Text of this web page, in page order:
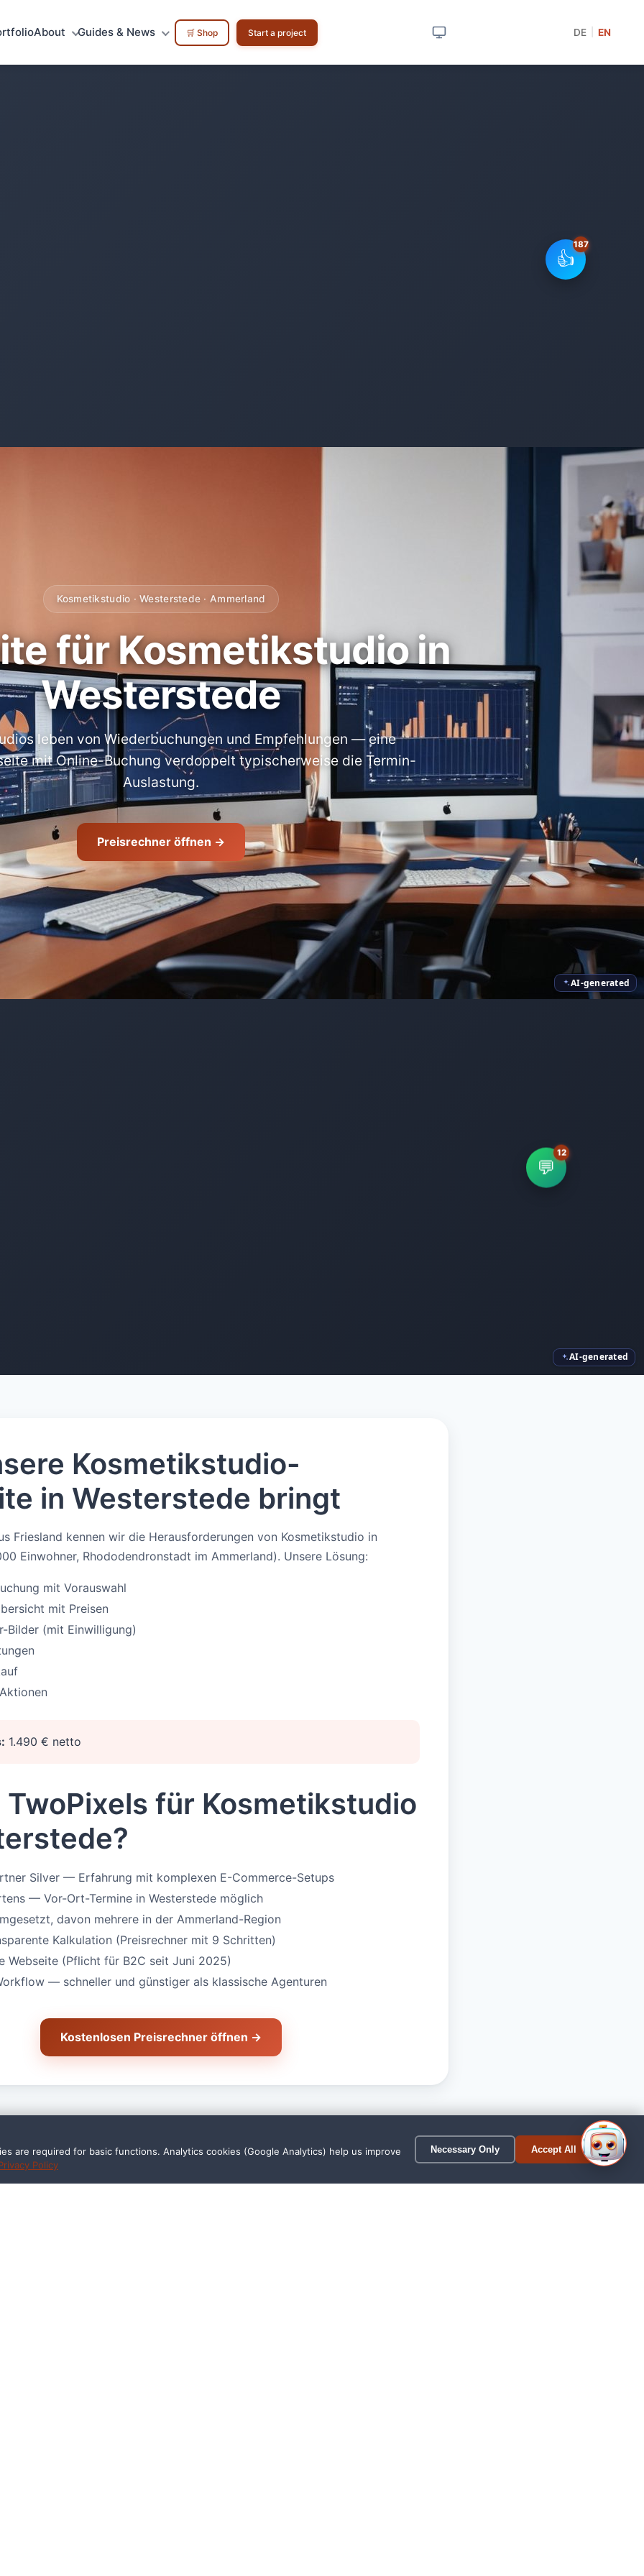
About Guides & News 🛒 Shop Start a project DE EN
AI-generated
AI-generated
👍
💬
Kosmetikstudio · Westerstede · Ammerland
für Kosmetikstudio in
Westerstede
leben von Wiederbuchungen und Empfehlungen — eine
mit Online-Buchung verdoppelt typischerweise die Termin-
Auslastung.
Preisrechner öffnen →
Kosmetikstudio-
in Westerstede bringt
Friesland kennen wir die Herausforderungen von Kosmetikstudio in
Einwohner, Rhododendronstadt im Ammerland). Unsere Lösung:
mit Vorauswahl
mit Preisen
Bilder (mit Einwilligung)
1.490 € netto
TwoPixels für Kosmetikstudio
Silver — Erfahrung mit komplexen E-Commerce-Setups
— Vor-Ort-Termine in Westerstede möglich
davon mehrere in der Ammerland-Region
Kalkulation (Preisrechner mit 9 Schritten)
Webseite (Pflicht für B2C seit Juni 2025)
— schneller und günstiger als klassische Agenturen
Kostenlosen Preisrechner öffnen →
are required for basic functions. Analytics cookies (Google Analytics) help us improve
Policy
Necessary Only Accept All
1